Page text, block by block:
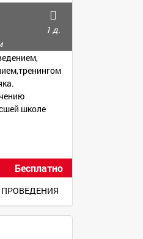
1 д.
школе
Бесплатно
ПРОВЕДЕНИЯ